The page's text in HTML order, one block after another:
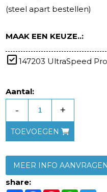
(steel apart bestellen)
MAAK EEN KEUZE..:
147203 UltraSpeed
Aantal:
- +
TOEVOEGEN
MEER INFO AANVRAGEN
share: